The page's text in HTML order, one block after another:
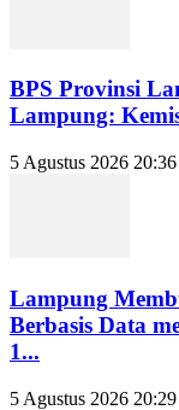
BPS Provinsi
Lampung:
5 Agustus 2026 20:36
Lampung
Berbasis Data
1...
5 Agustus 2026 20:29